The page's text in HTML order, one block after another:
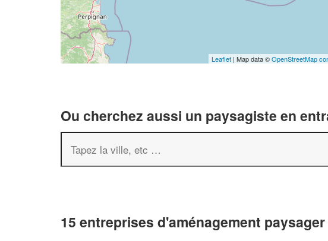
Leaflet | Map data ©OpenStreetMap
Ou cherchez aussi un paysagiste en
15 entreprises d'aménagement